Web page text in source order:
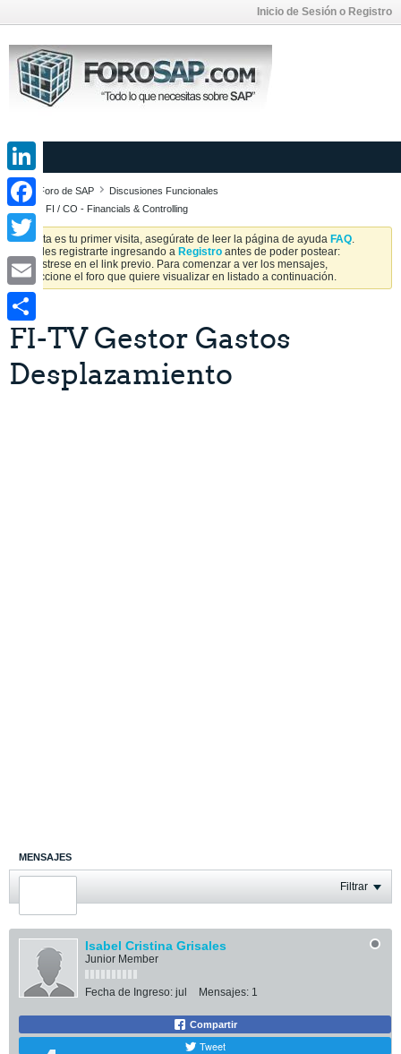
Inicio de Sesión o Registro
Foro de SAP
Discusiones Funcionales
SAP FI / CO - Financials & Controlling
Si esta es tu primer visita, asegúrate de leer la página de ayuda FAQ.
Puedes registrarte ingresando a Registro antes de poder postear:
Regístrese en el link previo. Para comenzar a ver los mensajes,
seleccione el foro que quiere visualizar en listado a continuación.
FI-TV Gestor Gastos
Desplazamiento
MENSAJES
ÚLTIMA ACTIVIDAD Filtrar
Isabel Cristina Grisales
Junior Member
Fecha de Ingreso: jul Mensajes: 1
Compartir
Tweet
LinkedIn
Facebook
Twitter
Email
Share